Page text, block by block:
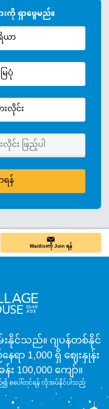
းကို ရှာဖွေမည်။
ယာ
ေပုံ
လိုင်း
ရန်
Waitlistကို Join ရန်
းနိုင်သည်။ ဂျပန်တစ်နိုင်
ာ 1,000 ရှိ ဈေးနှုန်း
ကျော်။
ည်၍ စပေါ်တင်ရန် လိုအပ်နိုင်ပါသည်